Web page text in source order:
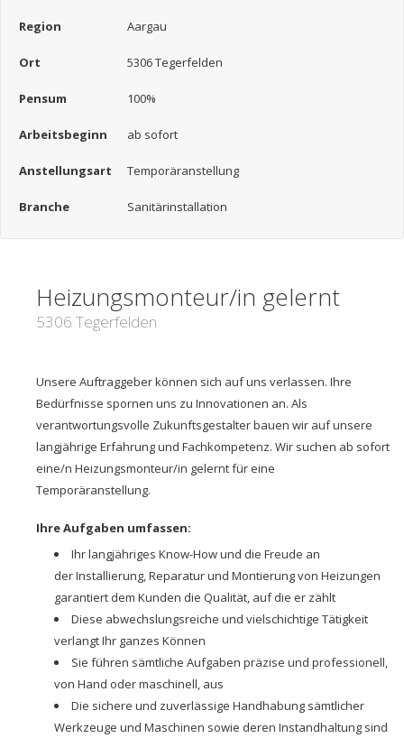
Region Aargau
Ort 5306 Tegerfelden
Pensum 100%
Arbeitsbeginn ab sofort
Anstellungsart Temporäranstellung
Branche Sanitärinstallation
Heizungsmonteur/in gelernt
5306 Tegerfelden
Unsere Auftraggeber können sich auf uns verlassen. Ihre
Bedürfnisse spornen uns zu Innovationen an. Als
verantwortungsvolle Zukunftsgestalter bauen wir auf unsere
langjährige Erfahrung und Fachkompetenz. Wir suchen ab sofort
eine/n Heizungsmonteur/in gelernt für eine
Temporäranstellung.
Ihre Aufgaben umfassen:
Ihr langjähriges Know-How und die Freude an
der Installierung, Reparatur und Montierung von Heizungen
garantiert dem Kunden die Qualität, auf die er zählt
Diese abwechslungsreiche und vielschichtige Tätigkeit
verlangt Ihr ganzes Können
Sie führen sämtliche Aufgaben präzise und professionell,
von Hand oder maschinell, aus
Die sichere und zuverlässige Handhabung sämtlicher
Werkzeuge und Maschinen sowie deren Instandhaltung sind